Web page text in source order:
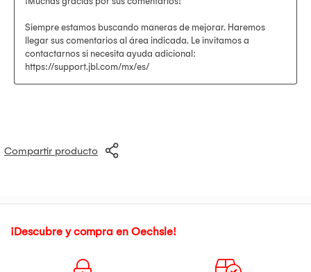
Compartir producto
¡Descubre y compra en Oechsle!